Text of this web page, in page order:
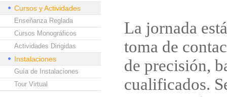
Cursos y Actividades
Enseñanza Reglada
Cursos Monográficos
Actividades Dirigidas
Instalaciones
Guía de Instalaciones
Tour Virtual
La jornada
toma de
de precisión,
cualificados.